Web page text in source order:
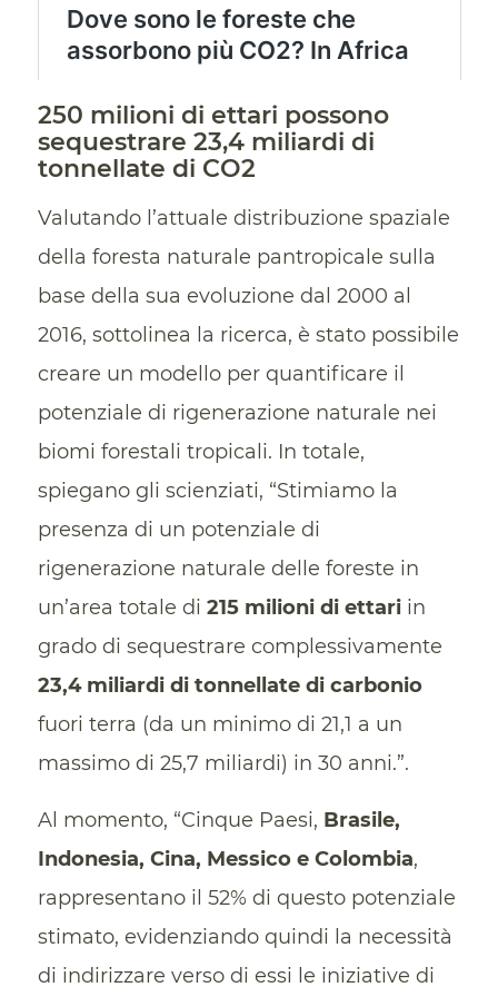
250 milioni di ettari possono
sequestrare 23,4 miliardi di
tonnellate di CO2
Valutando l’attuale distribuzione spaziale
della foresta naturale pantropicale sulla
base della sua evoluzione dal 2000 al
2016, sottolinea la ricerca, è stato possibile
creare un modello per quantificare il
potenziale di rigenerazione naturale nei
biomi forestali tropicali. In totale,
spiegano gli scienziati, “Stimiamo la
presenza di un potenziale di
rigenerazione naturale delle foreste in
un’area totale di 215 milioni di ettariin
grado di sequestrare complessivamente
23,4 miliardi di tonnellate di carbonio
fuori terra (da un minimo di 21,1 a un
massimo di 25,7 miliardi) in 30 anni.”.
Al momento, “Cinque Paesi, Brasile,
Indonesia, Cina, Messico e Colombia,
rappresentano il 52% di questo potenziale
stimato, evidenziando quindi la necessità
di indirizzare verso di essi le iniziative di